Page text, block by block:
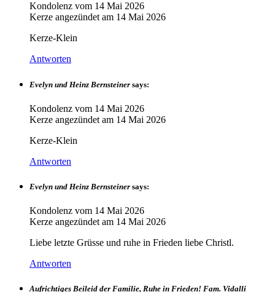
Kondolenz vom 14 Mai 2026
Kerze angezündet am 14 Mai 2026
Kerze-Klein
Antworten
Evelyn und Heinz Bernsteiner says:
Kondolenz vom 14 Mai 2026
Kerze angezündet am 14 Mai 2026
Kerze-Klein
Antworten
Evelyn und Heinz Bernsteiner says:
Kondolenz vom 14 Mai 2026
Kerze angezündet am 14 Mai 2026
Liebe letzte Grüsse und ruhe in Frieden liebe Christl.
Antworten
Aufrichtiges Beileid der Familie, Ruhe in Frieden! Fam. Vidalli